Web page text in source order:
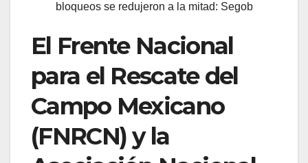
bloqueos se redujeron a la mitad: Segob
El Frente Nacional
para el Rescate del
Campo Mexicano
(FNRCN) y la